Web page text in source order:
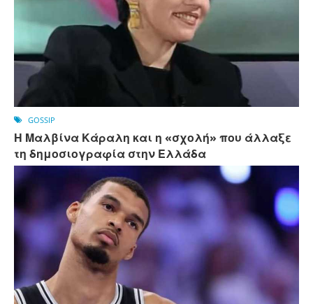
GOSSIP
Η Μαλβίνα Κάραλη και η «σχολή» που άλλαξε
τη δημοσιογραφία στην Ελλάδα